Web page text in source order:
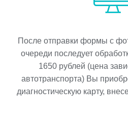
После отправки формы с
очереди последует
1650рублей (цена
автотранспорта) Вы
диагностическую карту,